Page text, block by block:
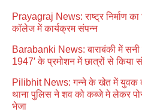
Prayagraj News: राष्ट्र निर्माण का
कॉलेज में कार्यक्रम संपन्न
Barabanki News: बाराबंकी में
1947′ के प्रमोशन में छात्रों से किया
Pilibhit News: गन्ने के खेत में युवक
थाना पुलिस ने शव को कब्जे मे लेकर
भेजा